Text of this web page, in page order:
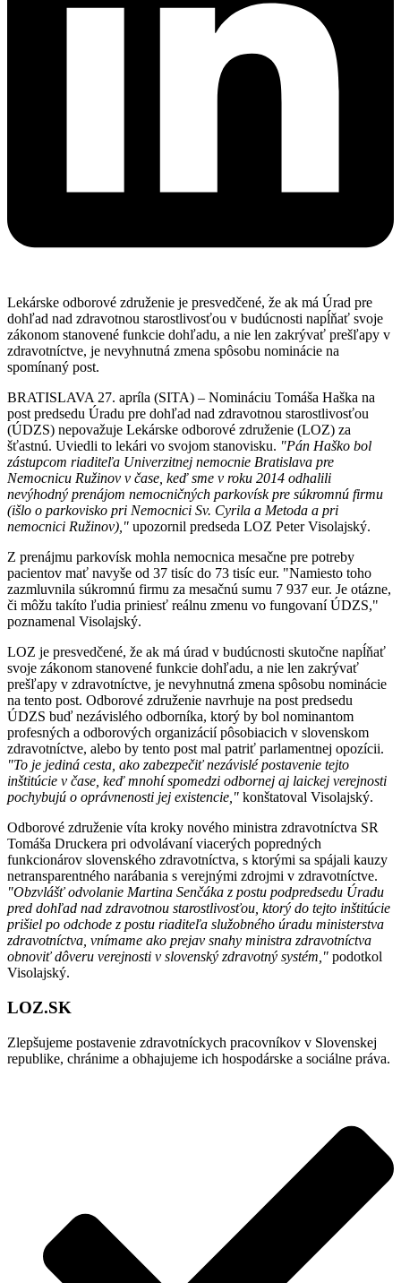
Lekárske odborové združenie je presvedčené, že ak má Úrad pre
dohľad nad zdravotnou starostlivosťou v budúcnosti napĺňať svoje
zákonom stanovené funkcie dohľadu, a nie len zakrývať prešľapy v
zdravotníctve, je nevyhnutná zmena spôsobu nominácie na
spomínaný post.
BRATISLAVA 27. apríla (SITA) – Nomináciu Tomáša Haška na
post predsedu Úradu pre dohľad nad zdravotnou starostlivosťou
(ÚDZS) nepovažuje Lekárske odborové združenie (LOZ) za
šťastnú. Uviedli to lekári vo svojom stanovisku. "Pán Haško bol
zástupcom riaditeľa Univerzitnej nemocnie Bratislava pre
Nemocnicu Ružinov v čase, keď sme v roku 2014 odhalili
nevýhodný prenájom nemocničných parkovísk pre súkromnú firmu
(išlo o parkovisko pri Nemocnici Sv. Cyrila a Metoda a pri
nemocnici Ružinov)," upozornil predseda LOZ Peter Visolajský.
Z prenájmu parkovísk mohla nemocnica mesačne pre potreby
pacientov mať navyše od 37 tisíc do 73 tisíc eur. "Namiesto toho
zazmluvnila súkromnú firmu za mesačnú sumu 7 937 eur. Je otázne,
či môžu takíto ľudia priniesť reálnu zmenu vo fungovaní ÚDZS,"
poznamenal Visolajský.
LOZ je presvedčené, že ak má úrad v budúcnosti skutočne napĺňať
svoje zákonom stanovené funkcie dohľadu, a nie len zakrývať
prešľapy v zdravotníctve, je nevyhnutná zmena spôsobu nominácie
na tento post. Odborové združenie navrhuje na post predsedu
ÚDZS buď nezávislého odborníka, ktorý by bol nominantom
profesných a odborových organizácií pôsobiacich v slovenskom
zdravotníctve, alebo by tento post mal patriť parlamentnej opozícii.
"To je jediná cesta, ako zabezpečiť nezávislé postavenie tejto
inštitúcie v čase, keď mnohí spomedzi odbornej aj laickej verejnosti
pochybujú o oprávnenosti jej existencie," konštatoval Visolajský.
Odborové združenie víta kroky nového ministra zdravotníctva SR
Tomáša Druckera pri odvolávaní viacerých popredných
funkcionárov slovenského zdravotníctva, s ktorými sa spájali kauzy
netransparentného narábania s verejnými zdrojmi v zdravotníctve.
"Obzvlášť odvolanie Martina Senčáka z postu podpredsedu Úradu
pred dohľad nad zdravotnou starostlivosťou, ktorý do tejto inštitúcie
prišiel po odchode z postu riaditeľa služobného úradu ministerstva
zdravotníctva, vnímame ako prejav snahy ministra zdravotníctva
obnoviť dôveru verejnosti v slovenský zdravotný systém," podotkol
Visolajský.
LOZ.SK
Zlepšujeme postavenie zdravotníckych pracovníkov v Slovenskej
republike, chránime a obhajujeme ich hospodárske a sociálne práva.